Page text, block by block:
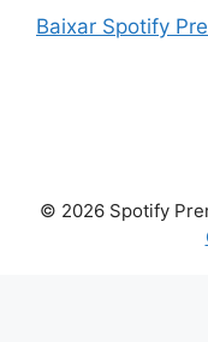
Baixar Spotify
© 2026 Spotify